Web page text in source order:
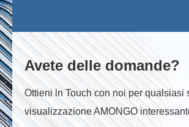
Avete delle domande?
Ottieni ln Touch con noi per qualsiasi
visualizzazione AMONGO